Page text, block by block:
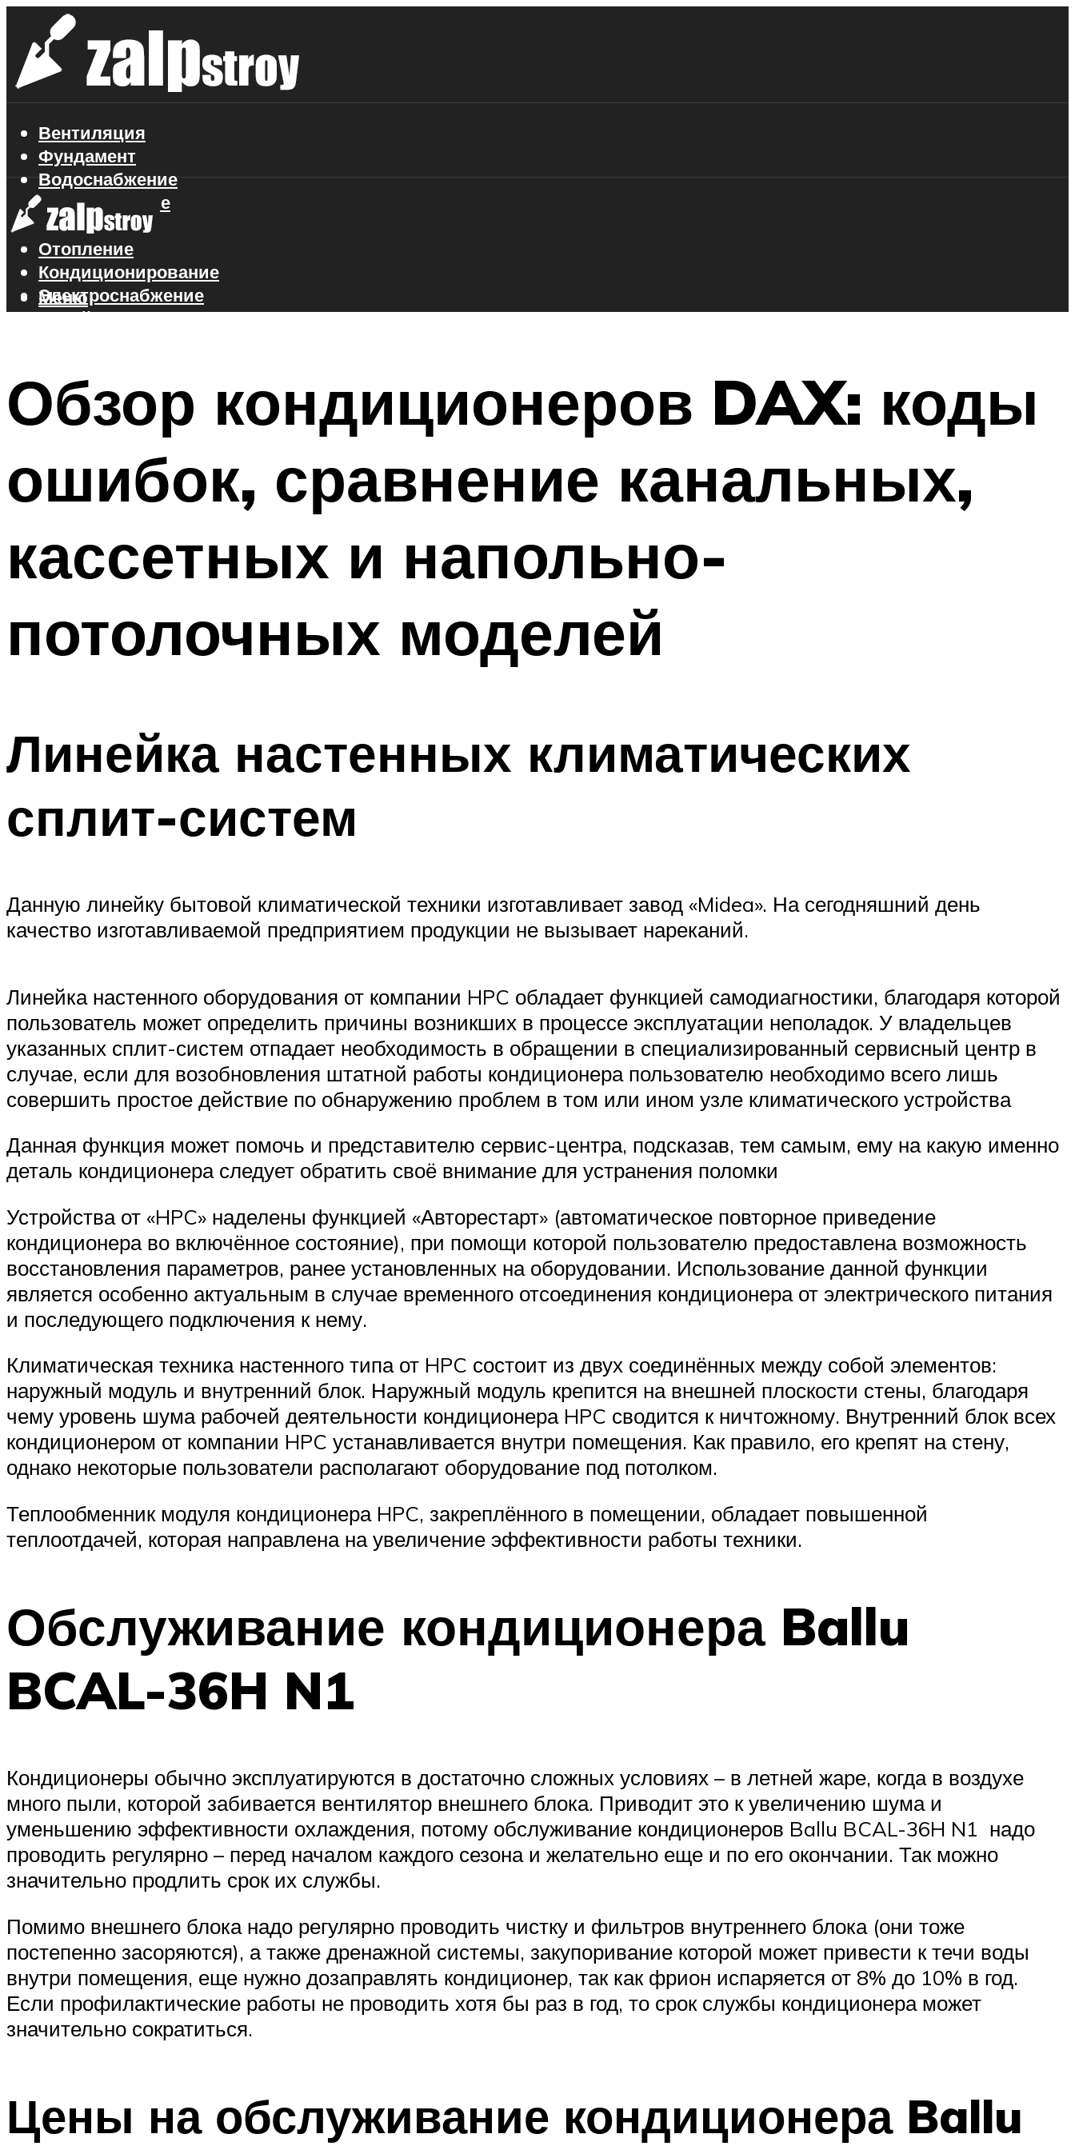
Вентиляция
Фундамент
Водоснабжение
Газоснабжение
Канализация
Отопление
Кондиционирование
Электроснабжение
Стройматериалы
Меню
Обзор кондиционеров DAX: коды
ошибок, сравнение канальных,
кассетных и напольно-
потолочных моделей
Линейка настенных климатических
сплит-систем
Данную линейку бытовой климатической техники изготавливает завод «Midea». На сегодняшний день
качество изготавливаемой предприятием продукции не вызывает нареканий.
Линейка настенного оборудования от компании HPC обладает функцией самодиагностики, благодаря которой
пользователь может определить причины возникших в процессе эксплуатации неполадок. У владельцев
указанных сплит-систем отпадает необходимость в обращении в специализированный сервисный центр в
случае, если для возобновления штатной работы кондиционера пользователю необходимо всего лишь
совершить простое действие по обнаружению проблем в том или ином узле климатического устройства
Данная функция может помочь и представителю сервис-центра, подсказав, тем самым, ему на какую именно
деталь кондиционера следует обратить своё внимание для устранения поломки
Устройства от «HPC» наделены функцией «Авторестарт» (автоматическое повторное приведение
кондиционера во включённое состояние), при помощи которой пользователю предоставлена возможность
восстановления параметров, ранее установленных на оборудовании. Использование данной функции
является особенно актуальным в случае временного отсоединения кондиционера от электрического питания
и последующего подключения к нему.
Климатическая техника настенного типа от HPC состоит из двух соединённых между собой элементов:
наружный модуль и внутренний блок. Наружный модуль крепится на внешней плоскости стены, благодаря
чему уровень шума рабочей деятельности кондиционера HPC сводится к ничтожному. Внутренний блок всех
кондиционером от компании HPC устанавливается внутри помещения. Как правило, его крепят на стену,
однако некоторые пользователи располагают оборудование под потолком.
Теплообменник модуля кондиционера HPC, закреплённого в помещении, обладает повышенной
теплоотдачей, которая направлена на увеличение эффективности работы техники.
Обслуживание кондиционера Ballu
BCAL-36H N1
Кондиционеры обычно эксплуатируются в достаточно сложных условиях – в летней жаре, когда в воздухе
много пыли, которой забивается вентилятор внешнего блока. Приводит это к увеличению шума и
уменьшению эффективности охлаждения, потому обслуживание кондиционеров Ballu BCAL-36H N1 надо
проводить регулярно – перед началом каждого сезона и желательно еще и по его окончании. Так можно
значительно продлить срок их службы.
Помимо внешнего блока надо регулярно проводить чистку и фильтров внутреннего блока (они тоже
постепенно засоряются), а также дренажной системы, закупоривание которой может привести к течи воды
внутри помещения, еще нужно дозаправлять кондиционер, так как фрион испаряется от 8% до 10% в год.
Если профилактические работы не проводить хотя бы раз в год, то срок службы кондиционера может
значительно сократиться.
Цены на обслуживание кондиционера Ballu